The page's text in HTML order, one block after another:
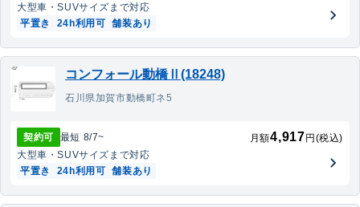
大型車・SUVサイズまで対応
平置き
24h利用可 舗装あり
コンフォール動橋Ⅱ(18248)
石川県加賀市動橋町ネ5
契約可 最短 8/7~ 月額4,917 円(税込)
大型車・SUVサイズまで対応
平置き
24h利用可 舗装あり